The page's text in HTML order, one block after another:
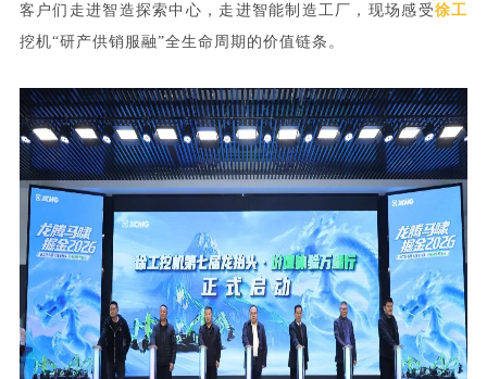
客户们走进智造探索中心，走进智能制造工厂，现场感受徐工
挖机“研产供销服融”全生命周期的价值链条。